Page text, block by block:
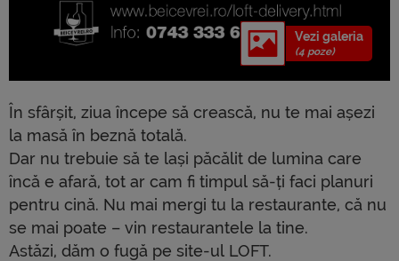
Vezi galeria
(4 poze)
În sfârșit, ziua începe să crească, nu te mai așezi
la masă în beznă totală.
Dar nu trebuie să te lași păcălit de lumina care
încă e afară, tot ar cam fi timpul să-ți faci planuri
pentru cină. Nu mai mergi tu la restaurante, că nu
se mai poate – vin restaurantele la tine.
Astăzi, dăm o fugă pe site-ul LOFT.